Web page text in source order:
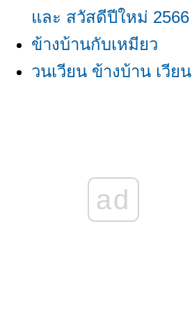
ละ สวัสดีปีใหม่ 2566
ข้างบ้านกับเหมียว
วนเวียน ข้างบ้าน เวียน
ข้างบ้าน......
ad